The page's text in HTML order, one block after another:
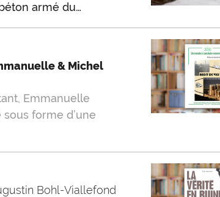
armé du…
& Michel
Emmanuelle
forme d’une
Bohl-Viallefond